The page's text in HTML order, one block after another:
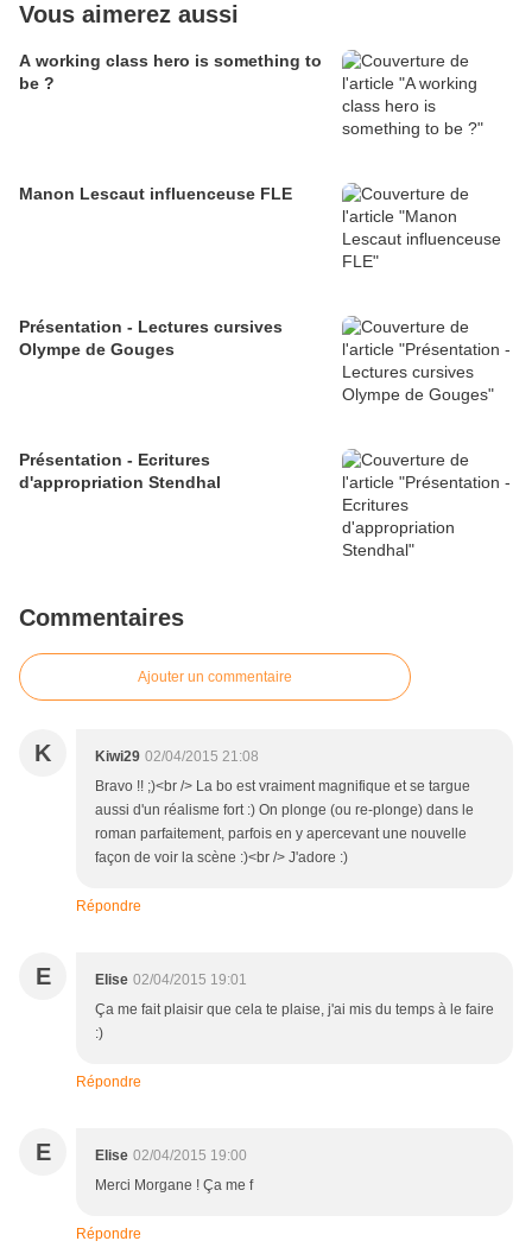
Vous aimerez aussi
A working class hero is something to
be ?
Manon Lescaut influenceuse FLE
Présentation - Lectures cursives
Olympe de Gouges
Présentation - Ecritures
d'appropriation Stendhal
Commentaires
Ajouter un commentaire
K Kiwi29 02/04/2015 21:08
Bravo !! ;)<br /> La bo est vraiment magnifique et se targue
aussi d'un réalisme fort :) On plonge (ou re-plonge) dans le
roman parfaitement, parfois en y apercevant une nouvelle
façon de voir la scène :)<br /> J'adore :)
Répondre
E Elise 02/04/2015 19:01
Ça me fait plaisir que cela te plaise, j'ai mis du temps à le faire
:)
Répondre
E Elise 02/04/2015 19:00
Merci Morgane ! Ça me f
Répondre